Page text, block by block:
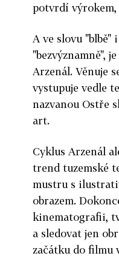
potvrdí výrokem,
A ve slovu "blbě"
"bezvýznamně",
Arzenál. Věnuje
vystupuje vedle
nazvanou Ostře
art.
Cyklus Arzenál
trend tuzemské
mustru s
obrazem.
kinematografii,
a sledovat jen
začátku do filmu